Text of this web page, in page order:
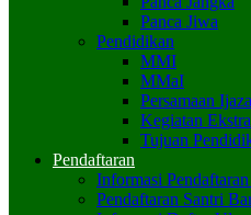
Panca Jiwa
Pendidikan
MMI
MMaI
Persamaan
Kegiatan
Tujuan
Pendaftaran
Informasi
Pendaftaran Santri